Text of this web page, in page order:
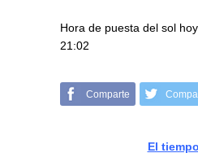
Hora de puesta del sol
21:02
Comparte
El